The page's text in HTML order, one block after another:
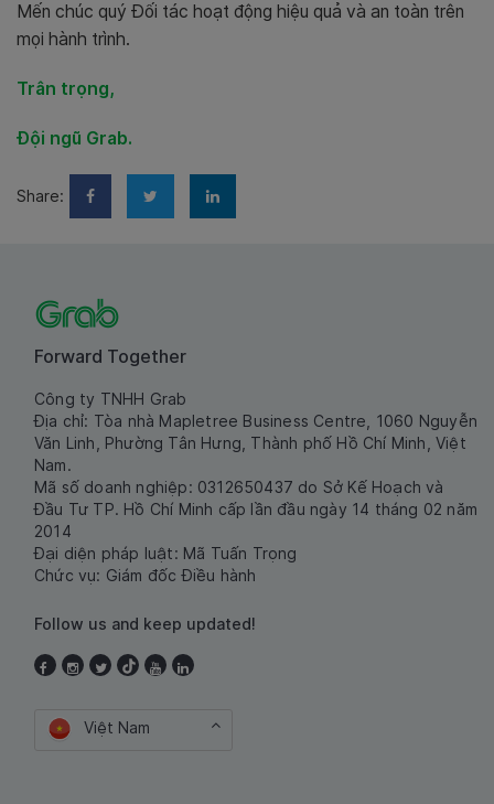
Mến chúc quý Đối tác hoạt động hiệu quả và an toàn trên
mọi hành trình.
Trân trọng,
Đội ngũ Grab.
Share:
Forward Together
Công ty TNHH Grab
Địa chỉ: Tòa nhà Mapletree Business Centre, 1060 Nguyễn
Văn Linh, Phường Tân Hưng, Thành phố Hồ Chí Minh, Việt
Nam.
Mã số doanh nghiệp: 0312650437 do Sở Kế Hoạch và
Đầu Tư TP. Hồ Chí Minh cấp lần đầu ngày 14 tháng 02 năm
2014
Đại diện pháp luật: Mã Tuấn Trọng
Chức vụ: Giám đốc Điều hành
Follow us and keep updated!
Việt Nam